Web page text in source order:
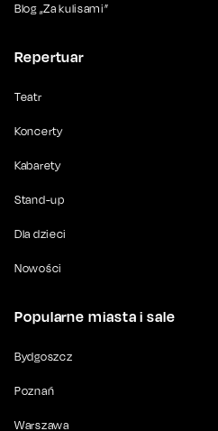
Blog „Za kulisami”
Repertuar
Teatr
Koncerty
Kabarety
Stand-up
Dla dzieci
Nowości
Popularne miasta i sale
Bydgoszcz
Poznań
Warszawa